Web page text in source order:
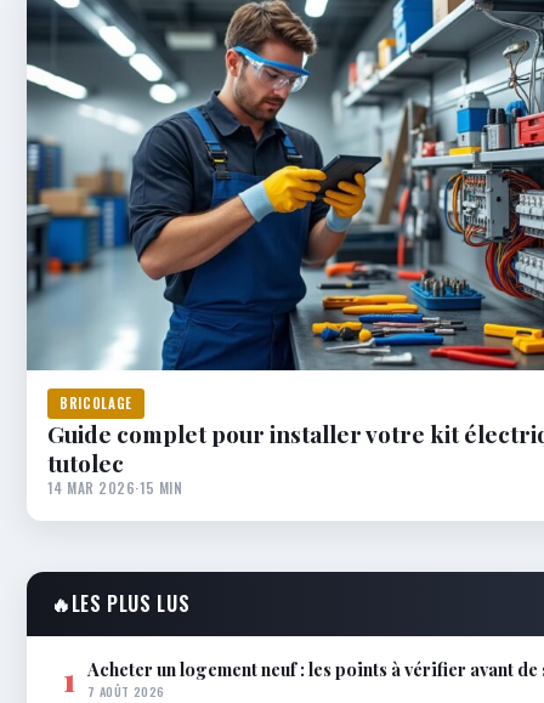
BRICOLAGE
Guide complet pour installer votre kit
tutolec
14 MAR 2026·15 MIN
🔥LES PLUS LUS
1 Acheter un logement neuf : les points à vérifier avant de
7 AOÛT 2026